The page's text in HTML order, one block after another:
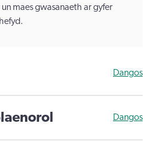
maes gwasanaeth ar gyfer
Dangos
Dangos